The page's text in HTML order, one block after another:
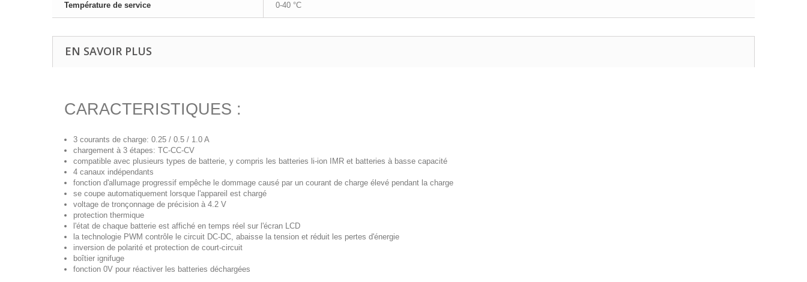
Température de service 0-40 °C
EN SAVOIR PLUS
CARACTERISTIQUES :
3 courants de charge: 0.25 / 0.5 / 1.0 A
chargement à 3 étapes: TC-CC-CV
compatible avec plusieurs types de batterie, y compris les batteries li-ion IMR et batteries à basse capacité
4 canaux indépendants
fonction d'allumage progressif empêche le dommage causé par un courant de charge élevé pendant la charge
se coupe automatiquement lorsque l'appareil est chargé
voltage de tronçonnage de précision à 4.2 V
protection thermique
l'état de chaque batterie est affiché en temps réel sur l'écran LCD
la technologie PWM contrôle le circuit DC-DC, abaisse la tension et réduit les pertes d'énergie
inversion de polarité et protection de court-circuit
boîtier ignifuge
fonction 0V pour réactiver les batteries déchargées